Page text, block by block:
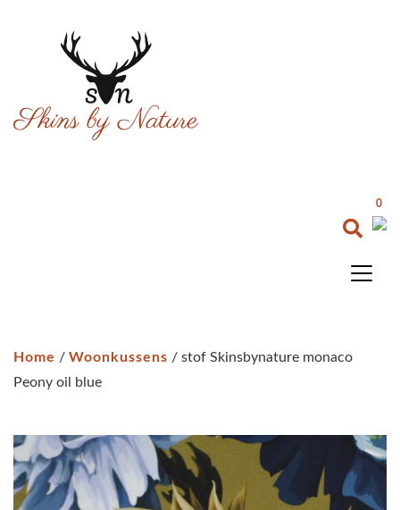
0
Home / Woonkussens / stof Skinsbynature monaco
Peony oil blue